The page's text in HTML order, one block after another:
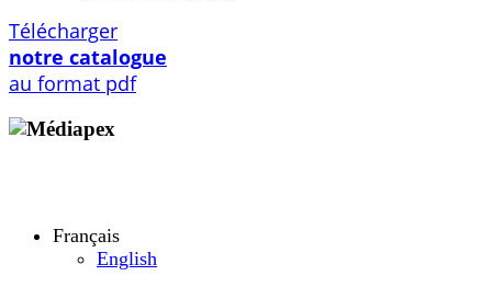
Télécharger
notre catalogue
au format pdf
Français
English